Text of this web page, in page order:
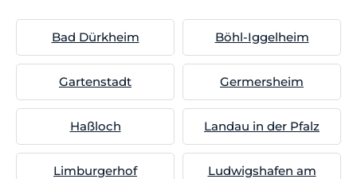
Bad Dürkheim Böhl-Iggelheim
Gartenstadt Germersheim
Haßloch Landau in der Pfalz
Limburgerhof
Ludwigshafen am